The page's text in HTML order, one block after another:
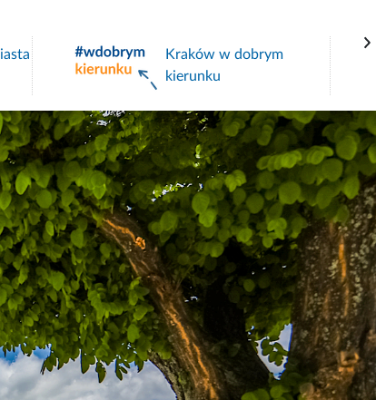
Pomoc dla Ukrainy